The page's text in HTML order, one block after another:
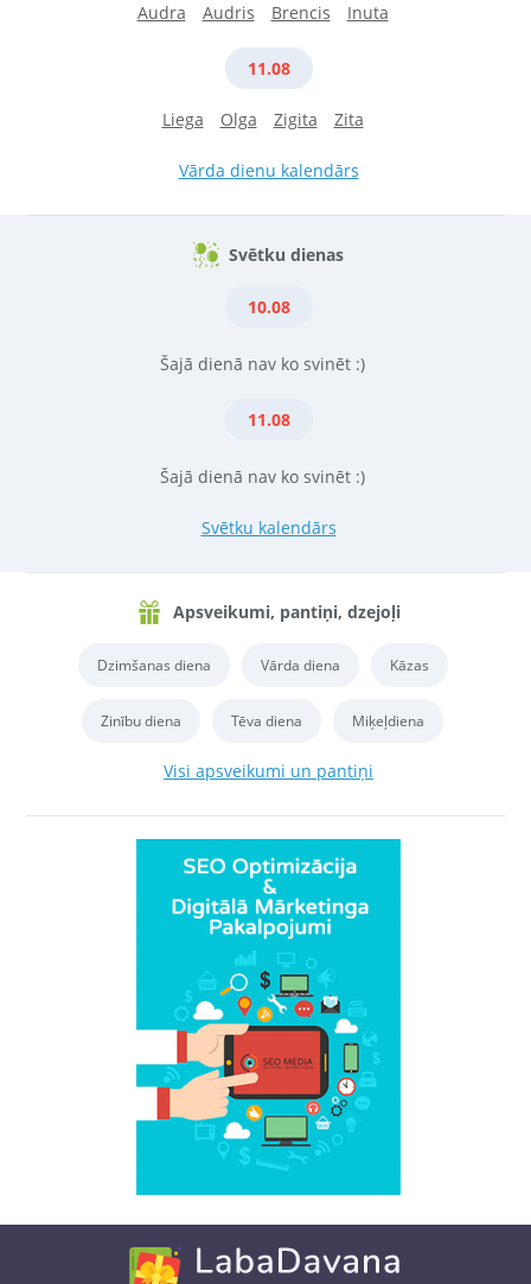
Audra Audris Brencis Inuta
11.08
Liega Olga Zigita Zita
Vārda dienu kalendārs
Svētku dienas
10.08
Šajā dienā nav ko svinēt :)
11.08
Šajā dienā nav ko svinēt :)
Svētku kalendārs
Apsveikumi, pantiņi, dzejoļi
Dzimšanas diena Vārda diena Kāzas
Zinību diena Tēva diena Miķeļdiena
Visi apsveikumi un pantiņi